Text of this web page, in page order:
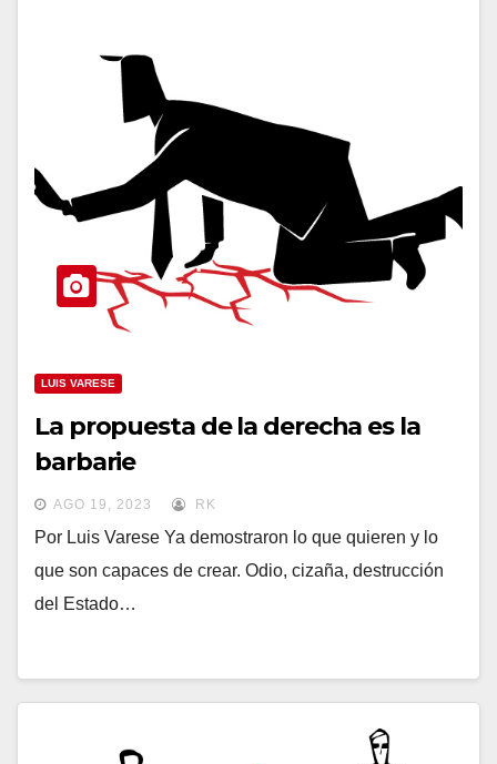
LUIS VARESE
La propuesta de la derecha es la
barbarie
AGO 19, 2023 RK
​Por Luis Varese Ya demostraron lo que quieren y lo
que son capaces de crear. Odio, cizaña, destrucción
del Estado…